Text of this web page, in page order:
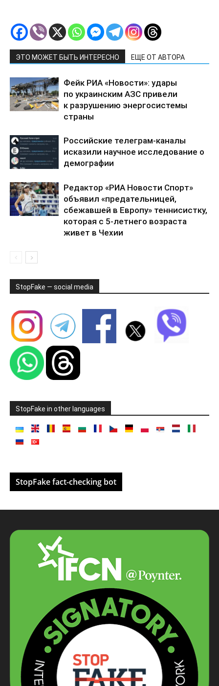
ЭТО МОЖЕТ БЫТЬ ИНТЕРЕСНО ЕЩЕ ОТ АВТОРА
Фейк РИА «Новости»: удары
по украинским АЗС привели
к разрушению энергосистемы
страны
Российские телеграм-каналы
исказили научное исследование о
демографии
Редактор «РИА Новости Спорт»
объявил «предательницей,
сбежавшей в Европу» теннисистку,
которая с 5-летнего возраста
живет в Чехии
StopFake — social media
StopFake in other languages
StopFake fact-checking bot